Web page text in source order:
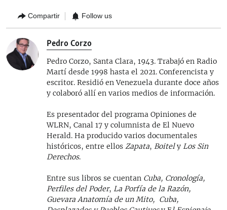
Compartir Follow us
Pedro Corzo
Pedro Corzo, Santa Clara, 1943. Trabajó en Radio
Martí desde 1998 hasta el 2021. Conferencista y
escritor. Residió en Venezuela durante doce años
y colaboró allí en varios medios de información.
Es presentador del programa Opiniones de
WLRN, Canal 17 y columnista de El Nuevo
Herald. Ha producido varios documentales
históricos, entre ellos Zapata, Boitely Los Sin
Derechos.
Entre sus libros se cuentan Cuba, Cronología,
Perfiles del Poder, La Porfía de la Razón,
Guevara Anatomía de un Mito, Cuba,